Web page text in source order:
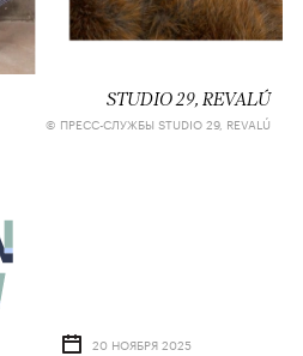
STUDIO 29, REVALÚ
© ПРЕСС-СЛУЖБЫ STUDIO 29, REVALÚ
20 НОЯБРЯ 2025